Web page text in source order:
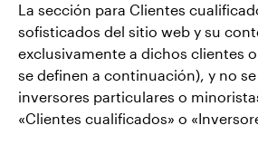
La sección para Clientes
sofisticados del sitio web y su
exclusivamente a dichos clientes
se definen a continuación), y no
inversores particulares o
«Clientes cualificados» o